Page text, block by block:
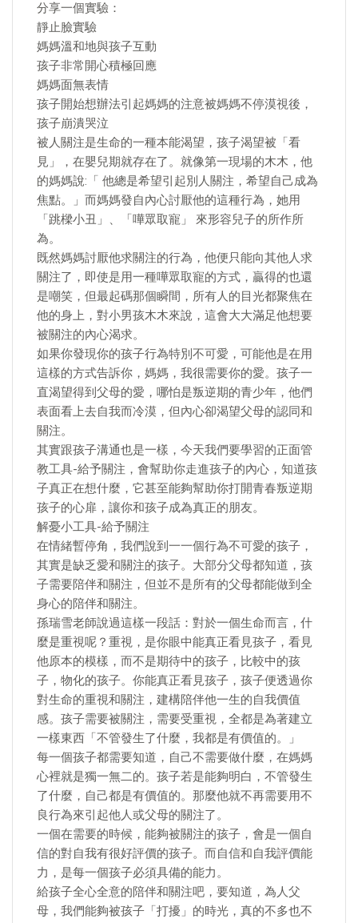
分享一個實驗：
靜止臉實驗
媽媽溫和地與孩子互動
孩子非常開心積極回應
媽媽面無表情
孩子開始想辦法引起媽媽的注意被媽媽不停漠視後，
孩子崩潰哭泣
被人關注是生命的一種本能渴望，孩子渴望被「看
見」，在嬰兒期就存在了。就像第一現場的木木，他
的媽媽說:「 他總是希望引起別人關注，希望自己成為
焦點。」而媽媽發自內心討厭他的這種行為，她用
「跳樑小丑」、「嘩眾取寵」 來形容兒子的所作所
為。
既然媽媽討厭他求關注的行為，他便只能向其他人求
關注了，即使是用一種嘩眾取寵的方式，贏得的也還
是嘲笑，但最起碼那個瞬間，所有人的目光都聚焦在
他的身上，對小男孩木木來說，這會大大滿足他想要
被關注的內心渴求。
如果你發現你的孩子行為特別不可愛，可能他是在用
這樣的方式告訴你，媽媽，我很需要你的愛。孩子一
直渴望得到父母的愛，哪怕是叛逆期的青少年，他們
表面看上去自我而冷漠，但內心卻渴望父母的認同和
關注。
其實跟孩子溝通也是一樣，今天我們要學習的正面管
教工具-給予關注，會幫助你走進孩子的內心，知道孩
子真正在想什麼，它甚至能夠幫助你打開青春叛逆期
孩子的心扉，讓你和孩子成為真正的朋友。
解憂小工具-給予關注
在情緒暫停角，我們說到一一個行為不可愛的孩子，
其實是缺乏愛和關注的孩子。大部分父母都知道，孩
子需要陪伴和關注，但並不是所有的父母都能做到全
身心的陪伴和關注。
孫瑞雪老師說過這樣一段話：對於一個生命而言，什
麼是重視呢？重視，是你眼中能真正看見孩子，看見
他原本的模樣，而不是期待中的孩子，比較中的孩
子，物化的孩子。你能真正看見孩子，孩子便透過你
對生命的重視和關注，建構陪伴他一生的自我價值
感。孩子需要被關注，需要受重視，全都是為著建立
一樣東西「不管發生了什麼，我都是有價值的。」
每一個孩子都需要知道，自己不需要做什麼，在媽媽
心裡就是獨一無二的。孩子若是能夠明白，不管發生
了什麼，自己都是有價值的。那麼他就不再需要用不
良行為來引起他人或父母的關注了。
一個在需要的時候，能夠被關注的孩子，會是一個自
信的對自我有很好評價的孩子。而自信和自我評價能
力，是每一個孩子必須具備的能力。
給孩子全心全意的陪伴和關注吧，要知道，為人父
母，我們能夠被孩子「打擾」的時光，真的不多也不